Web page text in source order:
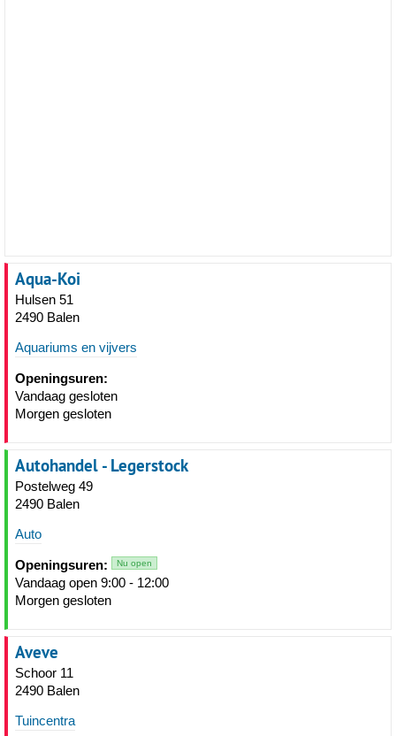
Aqua-Koi
Hulsen 51
2490 Balen
Aquariums en vijvers
Openingsuren:
Vandaag gesloten
Morgen gesloten
Autohandel - Legerstock
Postelweg 49
2490 Balen
Auto
Openingsuren: Nu open
Vandaag open 9:00 - 12:00
Morgen gesloten
Aveve
Schoor 11
2490 Balen
Tuincentra